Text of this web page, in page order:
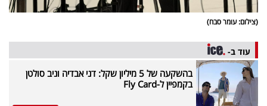
(צילום: עומר סבח)
עוד ב-
בהשקעה של 5 מיליון שקל: דני אבדיה וניב סולטן
בקמפיין ל-Fly Card